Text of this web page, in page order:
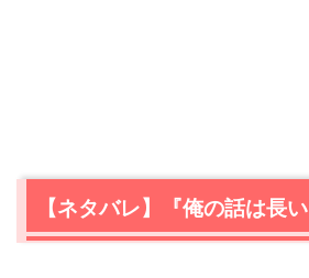
【ネタバレ】『俺の話は長